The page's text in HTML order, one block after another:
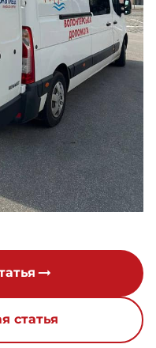
статья